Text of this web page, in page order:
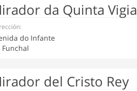
da Quinta Vigia
do Infante
Funchal
del Cristo Rey